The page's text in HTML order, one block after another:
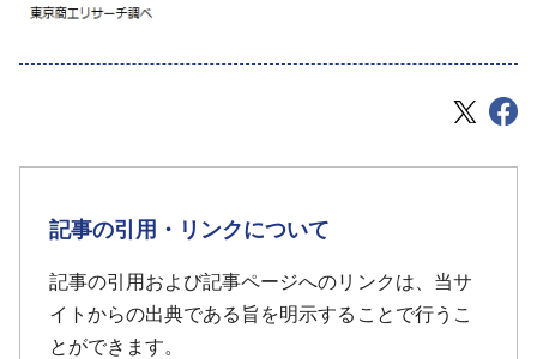
記事の引用・リンクについて
記事の引用および記事ページへのリンクは、当サ
イトからの出典である旨を明示することで行うこ
とができます。